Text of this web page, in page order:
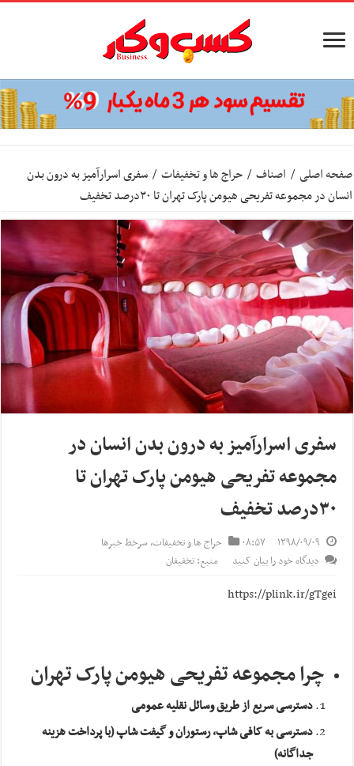
صفحه اصلی / اصناف / حراج ها و تخفیفات / سفری اسرارآمیز به درون بدن
انسان در مجموعه تفریحی هیومن پارک تهران تا ۳۰درصد تخفیف
سفری اسرارآمیز به درون بدن انسان در
مجموعه تفریحی هیومن پارک تهران تا
۳۰درصد تخفیف
۱۳۹۸/۰۹/۰۹ ۰۸:۵۷ حراج ها و تخفیفات,سرخط خبرها
دیدگاه خود را بیان کنید
منبع: تخفیفان
https://plink.ir/gTgei
چرا مجموعه تفریحی هیومن پارک تهران
دسترسی سریع از طریق وسائل نقلیه عمومی
دسترسی به کافی شاپ، رستوران و گیفت شاپ (با پرداخت هزینه
جداگانه)